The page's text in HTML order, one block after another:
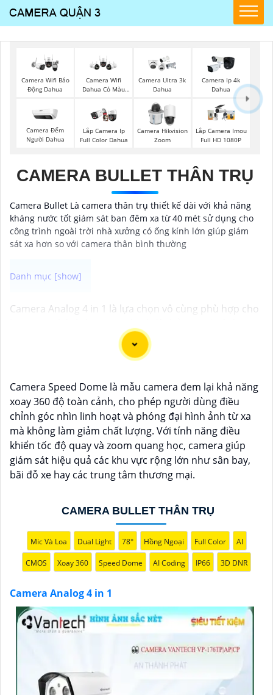
Camera Wifi Báo
Động Dahua
Camera Wifi
Dahua Có Màu
Camera Ultra 3k
Dahua
Camera Ip 4k
Dahua
Camera Đếm
Người Dahua
Lắp Camera Ip
Full Color Dahua
Camera Hikvision
Zoom
Lắp Camera Imou
Full HD 1080P
CAMERA BULLET THÂN TRỤ
Camera Bullet Là camera thân trụ thiết kế dài với khả năng
kháng nước tốt giám sát ban đêm xa từ 40 mét sử dụng cho
công trình ngoài trời nhà xưởng có ống kính lớn giúp giám
sát xa hơn so với camera thân bình thường
Camera Analog 4 in 1 là lựa chọn vô cùng phù hợp cho
lượng hình ảnh và độ ổn định cao. Với công nghệ 4 in
1, camera này có khả năng tương thích với nhiều hệ
tiết kiệm chi phí nâng cấp và cài đặt. Sau đây là một số
camera quan sát chất lượng dành cho bạn tham khảo.
Camera Speed Dome là mẫu camera đem lại khả năng
xoay 360 độ toàn cảnh, cho phép người dùng điều
chỉnh góc nhìn linh hoạt và phóng đại hình ảnh từ xa
mà không làm giảm chất lượng. Với tính năng điều
khiển tốc độ quay và zoom quang học, camera giúp
giám sát hiệu quả các khu vực rộng lớn như sân bay,
bãi đỗ xe hay các trung tâm thương mại.
CAMERA BULLET THÂN TRỤ
Mic Và Loa Dual Light 78° Hồng Ngoại Full Color AI
CMOS Xoay 360 Speed Dome AI Coding IP66 3D DNR
Camera Analog 4 in 1